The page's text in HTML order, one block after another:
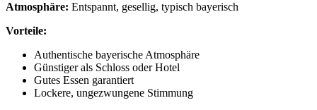
Atmosphäre: Entspannt, gesellig, typisch bayerisch
Vorteile:
Authentische bayerische Atmosphäre
Günstiger als Schloss oder Hotel
Gutes Essen garantiert
Lockere, ungezwungene Stimmung